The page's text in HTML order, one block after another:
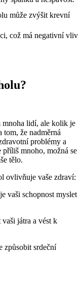
může zvýšit krevní
což má negativní vliv
mnoha lidí, ale kolik je
tom, že nadměrná
problémy a
příliš mnoho, možná se
tělo.
ovlivňuje vaše zdraví:
vaši schopnost myslet
játra a vést k
způsobit srdeční